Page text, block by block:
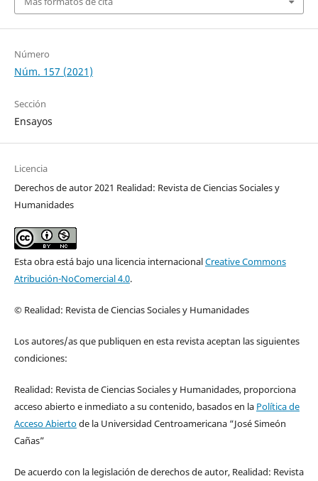
Número
Núm. 157 (2021)
Sección
Ensayos
Licencia
Derechos de autor 2021 Realidad: Revista de Ciencias Sociales y
Humanidades
Esta obra está bajo una licencia internacionalCreative Commons
Atribución-NoComercial 4.0.
© Realidad: Revista de Ciencias Sociales y Humanidades
Los autores/as que publiquen en esta revista aceptan las siguientes
condiciones:
Realidad: Revista de Ciencias Sociales y Humanidades, proporciona
acceso abierto e inmediato a su contenido, basados en la Política de
Acceso Abiertode la Universidad Centroamericana “José Simeón
Cañas”
De acuerdo con la legislación de derechos de autor, Realidad: Revista